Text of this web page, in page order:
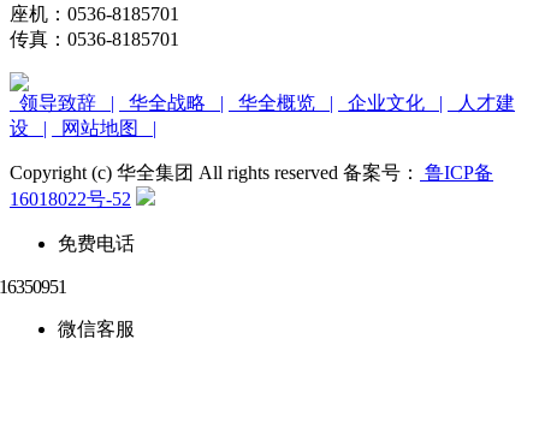
座机：0536-8185701
传真：0536-8185701
领导致辞 | 华全战略 | 华全概览 | 企业文化 |
人才建
设 |
网站地图 |
Copyright (c) 华全集团 All rights reserved 备案号：
鲁ICP备
16018022号-52
免费电话
微信客服